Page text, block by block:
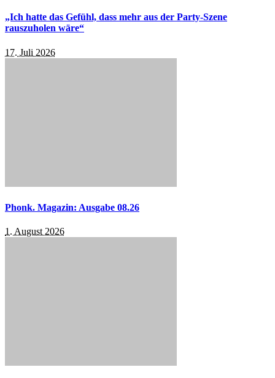
„Ich hatte das Gefühl, dass mehr aus der Party-Szene
rauszuholen wäre“
17. Juli 2026
Phonk. Magazin: Ausgabe 08.26
1. August 2026